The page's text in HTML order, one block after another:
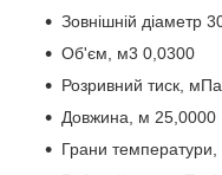
Зовнішній діаметр
Об'єм, м3 0,0300
Розривний тиск,
Довжина, м 25,0000
Грани